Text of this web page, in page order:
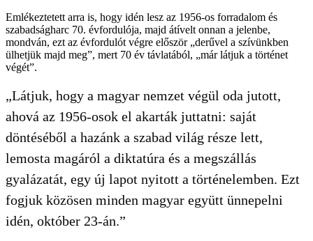
Emlékeztetett arra is, hogy idén lesz az 1956-os forradalom és
szabadságharc 70. évfordulója, majd átívelt onnan a jelenbe,
mondván, ezt az évfordulót végre először „derűvel a szívünkben
ülhetjük majd meg”, mert 70 év távlatából, „már látjuk a történet
végét”.
„Látjuk, hogy a magyar nemzet végül oda jutott,
ahová az 1956-osok el akarták juttatni: saját
döntéséből a hazánk a szabad világ része lett,
lemosta magáról a diktatúra és a megszállás
gyalázatát, egy új lapot nyitott a történelemben. Ezt
fogjuk közösen minden magyar együtt ünnepelni
idén, október 23-án.”